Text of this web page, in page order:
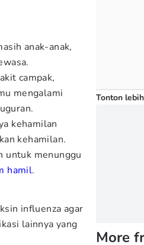
anak-anak,
campak,
mengalami
kehamilan
kehamilan.
untuk menunggu
hamil.
influenza agar
lainnya yang
Tonton
More